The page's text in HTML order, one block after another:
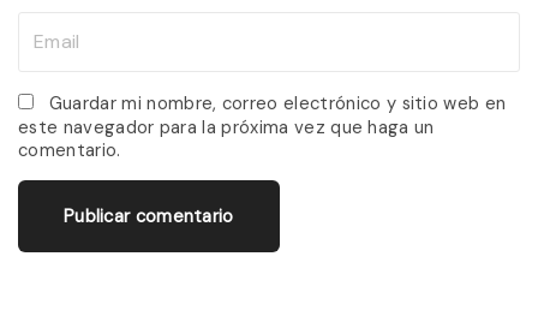
*
a
i
l
Guardar mi nombre, correo electrónico y sitio web en
este navegador para la próxima vez que haga un
comentario.